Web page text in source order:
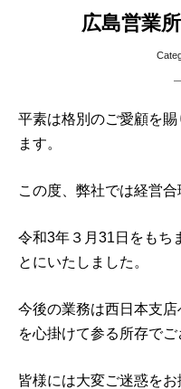
広島営業
平素は格別のご愛顧を
ます。
この度、弊社では経営合
令和3年３月31日をもち
とにいたしました。
今後の業務は西日本支
を心掛けて参る所存でご
皆様には大変ご迷惑をお